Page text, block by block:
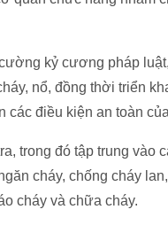
kỷ cương pháp
nổ, đồng thời triển
các điều kiện an toàn
trong đó tập trung vào
cháy, chống cháy
cháy và chữa cháy.